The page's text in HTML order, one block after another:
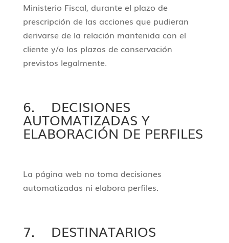
Ministerio Fiscal, durante el plazo de
prescripción de las acciones que pudieran
derivarse de la relación mantenida con el
cliente y/o los plazos de conservación
previstos legalmente.
6. DECISIONES
AUTOMATIZADAS Y
ELABORACIÓN DE PERFILES
La página web no toma decisiones
automatizadas ni elabora perfiles.
7. DESTINATARIOS